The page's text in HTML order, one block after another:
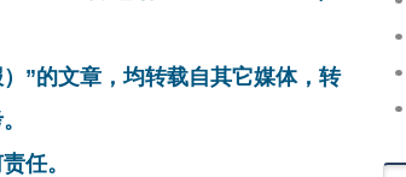
”的文章，均转载自其它媒体，转
任。